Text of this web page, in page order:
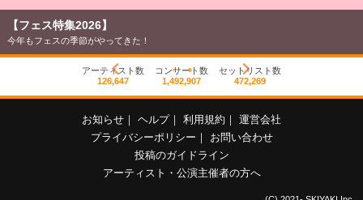
【フェス特集2026】
今年もフェスの季節がやってきた！
アーティスト数
126,647
コンサート数
1,492,907
セットリスト数
472,269
お知らせ ヘルプ 利用規約
運営会社
プライバシーポリシー
お問い合わせ
投稿のガイドライン
アーティスト・公演主催者の方へ